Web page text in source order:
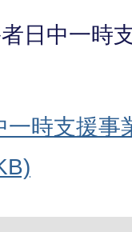
日中一時
一時支援